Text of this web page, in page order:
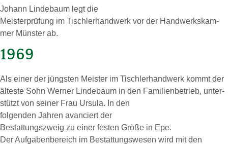
Jo­hann Lin­de­baum legt die
Meis­terprü­fung im Tisch­ler­hand­werk vor der Hand­werks­kam­
mer Müns­ter ab.
1969
Als einer der jüngs­ten Meis­ter im Tisch­ler­hand­werk kommt der
äl­tes­te Sohn Wer­ner Lin­de­baum in den Fa­mi­li­en­be­trieb, un­ter­
stützt von sei­ner Frau Ur­su­la. In den
fol­gen­den Jah­ren avan­ciert der
Be­stat­tungs­zweig zu einer fes­ten Größe in Epe.
Der Auf­ga­ben­be­reich im Be­stat­tungs­we­sen wird mit den